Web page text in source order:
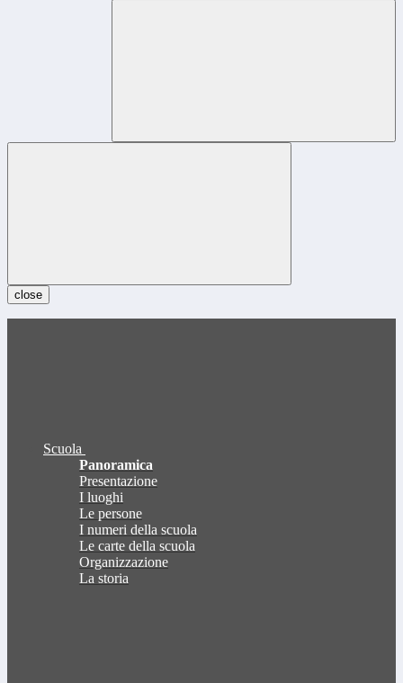
close
Scuola
Panoramica
Presentazione
I luoghi
Le persone
I numeri della scuola
Le carte della scuola
Organizzazione
La storia